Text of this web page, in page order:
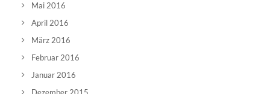
Mai 2016
April 2016
März 2016
Februar 2016
Januar 2016